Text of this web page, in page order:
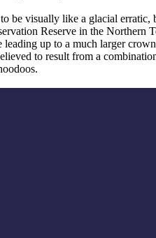
be visually like a glacial erratic,
Reserve in the Northern
up to a much larger
to result from a